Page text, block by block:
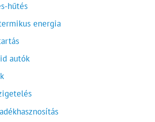
hűtés
energia
autók